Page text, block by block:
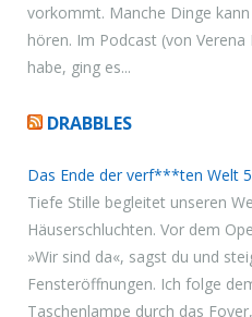
vorkommt. Manche Dinge
hören. Im Podcast (von
habe, ging es...
DRABBLES
Das Ende der verf***ten Welt 5
Tiefe Stille begleitet unseren
Häuserschluchten. Vor dem
»Wir sind da«, sagst du und
Fensteröffnungen. Ich folge
Taschenlampe durch das